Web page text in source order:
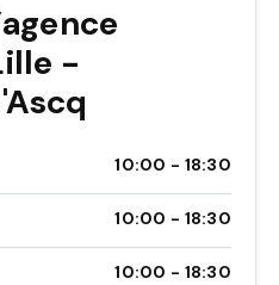
-
10:00 - 18:30
10:00 - 18:30
10:00 - 18:30